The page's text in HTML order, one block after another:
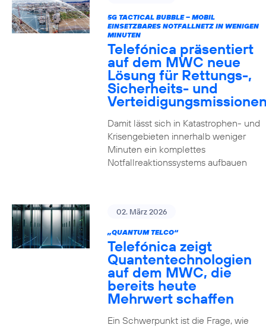
5G TACTICAL BUBBLE – MOBIL
EINSETZBARES NOTFALLNETZ IN WENIGEN
MINUTEN
Telefónica präsentiert
auf dem MWC neue
Lösung für Rettungs-,
Sicherheits- und
Damit lässt sich in Katastrophen- und
Krisengebieten innerhalb weniger
Minuten ein komplettes
Notfallreaktionssystems aufbauen
02. März 2026
„QUANTUM TELCO“
Telefónica zeigt
Quanten­technologien
auf dem MWC, die
bereits heute
Mehrwert schaffen
Ein Schwerpunkt ist die Frage, wie